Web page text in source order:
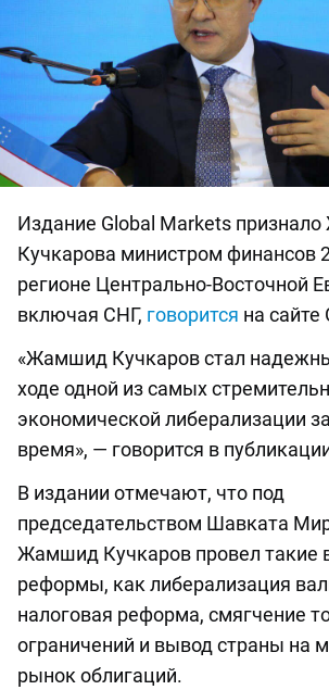
Издание Global Markets
Кучкарова министром финансов
регионе Центрально-Восточной
включая СНГ, говорится на сайте
«Жамшид Кучкаров стал
ходе одной из самых
экономической либерализации
время», — говорится в
В издании отмечают, что под
председательством Шавката
Жамшид Кучкаров провел такие
реформы, как либерализация
налоговая реформа, смягчение
ограничений и вывод страны на
рынок облигаций.